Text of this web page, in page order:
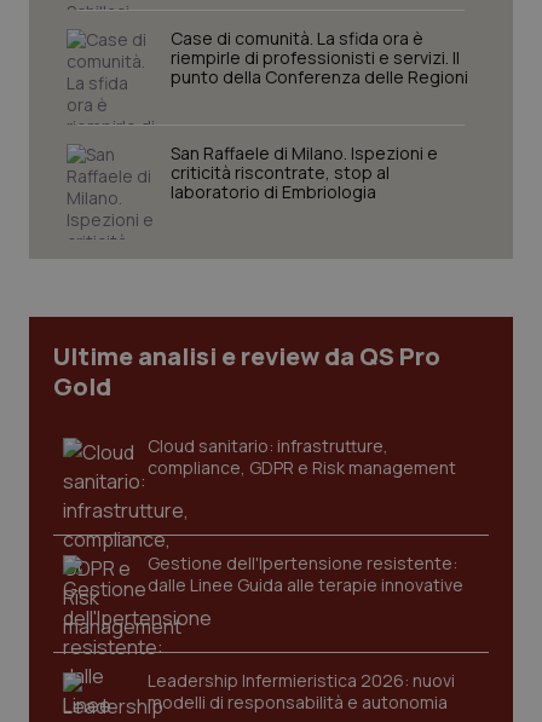
Case di comunità. La sfida ora è
riempirle di professionisti e servizi. Il
punto della Conferenza delle Regioni
San Raffaele di Milano. Ispezioni e
criticità riscontrate, stop al
laboratorio di Embriologia
Ultime analisi e review da QS Pro
Gold
Cloud sanitario: infrastrutture,
compliance, GDPR e Risk management
Gestione dell'Ipertensione resistente:
dalle Linee Guida alle terapie innovative
Leadership Infermieristica 2026: nuovi
modelli di responsabilità e autonomia
I cookie necessari contribuiscono a rendere fruibile il
sito web abilitandone funzionalità di base quali la
navigazione sulle pagine e l'accesso alle aree
protette del sito. Il sito web non è in grado di
funzionare correttamente senza questi cookie.
VISITOR_PRIVACY_METADATA
YouTube
.youtube.com
CookieScriptConsent
CookieScript
www.quotidianosanita.it